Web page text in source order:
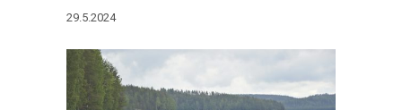
29.5.2024